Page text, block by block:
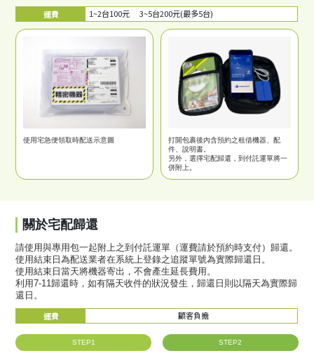
運費 1~2台100元 3~5台200元(最多5台)
使用宅急便領取時配送示意圖
打開包裹後內含預約之租借機器、配
件、說明書。
另外，選擇宅配歸還，到付託運單將一
併附上。
關於宅配歸還
請使用與專用包一起附上之到付託運單（運費請於預約時支付）歸還。
使用結束日為配送業者在系統上登錄之追蹤單號為實際歸還日。
使用結束日當天將機器寄出，不會產生延長費用。
利用7-11歸還時，如有隔天收件的狀況發生，歸還日則以隔天為實際歸
還日。
運費 顧客負擔
STEP1 STEP2